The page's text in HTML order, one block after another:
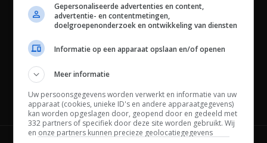
Channels
Gepersonaliseerde advertenties en content,
advertentie- en contentmetingen,
doelgroepenonderzoek en ontwikkeling van diensten
Informatie op een apparaat opslaan en/of openen
Meer informatie
Uw persoonsgegevens worden verwerkt en informatie van uw
apparaat (cookies, unieke ID's en andere apparaatgegevens)
kan worden opgeslagen door, geopend door en gedeeld met
332 partners of specifiek door deze site worden gebruikt. Wij
en onze partners kunnen precieze geolocatiegegevens